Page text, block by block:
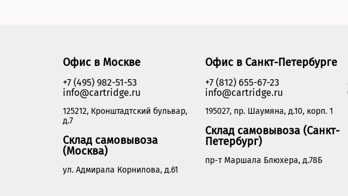
Офис в Москве
+7 (495) 982-51-53
info@cartridge.ru
125212, Кронштадтский бульвар,
д.7
Склад самовывоза
(Москва)
ул. Адмирала Корнилова, д.61
Офис в Санкт-Петербурге
+7 (812) 655-67-23
info@cartridge.ru
195027, пр. Шаумяна, д.10, корп. 1
Склад самовывоза (Санкт-
Петербург)
пр-т Маршала Блюхера, д.78Б